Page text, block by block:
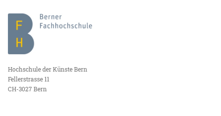
Hochschule der Künste Bern
Fellerstrasse 11
CH-3027 Bern